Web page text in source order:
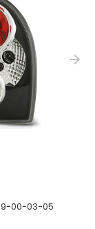
00-03-05